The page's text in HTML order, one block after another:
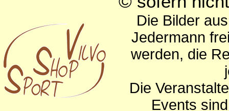
Die Bilder
Jedermann
werden, die
Die
Events